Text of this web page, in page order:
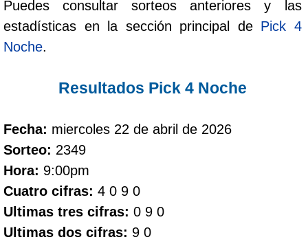
Dorado Mañana
Fantástica Día
Fantástica Noche
Motilon Tarde
Puedes consultar sorteos anteriores y las
estadísticas en la sección principal de Pick 4
Noche.
Resultados Pick 4 Noche
Fecha: miercoles 22 de abril de 2026
Sorteo: 2349
Hora: 9:00pm
Cuatro cifras: 4 0 9 0
Ultimas tres cifras: 0 9 0
Ultimas dos cifras: 9 0